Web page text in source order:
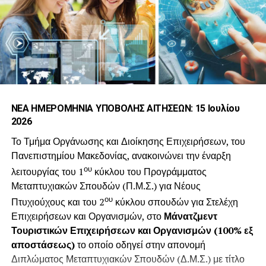
επαγγελματική τους ανάπτυξη, μέσα σε ένα
πιστοποιημένο ευρωπαϊκό πλαίσιο ποιότητας.
Βασικός στόχος του προγράμματος είναι η ανάπτυξη
στρατηγικής σκέψης, αποτελεσματικής επικοινωνίας και
ομαδικής ηγεσίας, καθώς και η εμβάθυνση σε κρίσιμα
ανθεκτικότητα, η αγροτική οικονομία, η καινοτομία στη
μεταποίηση και στο λιανεμπόριο τροφίμων, το marketing
και η λήψη αποφάσεων σε εθνικό και ευρωπαϊκό επίπεδο.
Μετά από τρεις επιτυχημένους εκπαιδευτικούς κύκλους,
το Agrifood Leadership έχει ήδη υποστηρίξει την
ανάπτυξη 49 επαγγελματιών του αγροδιατροφικού τομέα,
που σήμερα δραστηριοποιούνται σε όλη την αλυσίδα
αξίας.
Οι απόφοιτοι του προγράμματος δημιουργούν πλέον μια
ΝΕΑ ΗΜΕΡΟΜΗΝΙΑ ΥΠΟΒΟΛΗΣ ΑΙΤΗΣΕΩΝ: 15 Ιουλίου
2026
Το Τμήμα Οργάνωσης και Διοίκησης Επιχειρήσεων, του
Πανεπιστημίου Μακεδονίας, ανακοινώνει την έναρξη
λειτουργίας του 1ουκύκλου του Προγράμματος
Μεταπτυχιακών Σπουδών (Π.Μ.Σ.) για Νέους
Πτυχιούχους και του 2ουκύκλου σπουδών για Στελέχη
Επιχειρήσεων και Οργανισμών, στο Μάνατζμεντ
Τουριστικών Επιχειρήσεων και Οργανισμών (100% εξ
αποστάσεως)το οποίο οδηγεί στην απονομή
Διπλώματος Μεταπτυχιακών Σπουδών (Δ.Μ.Σ.) με τίτλο